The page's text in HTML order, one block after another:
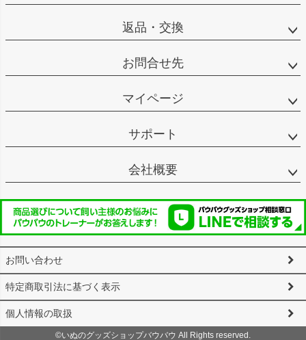
返品・交換
お問合せ先
マイページ
サポート
会社概要
お問い合わせ
特定商取引法に基づく表示
個人情報の取扱
©いぬのグッズショップバウバウ All Rights reserved.